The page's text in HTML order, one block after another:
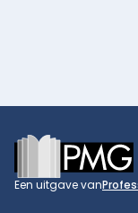
Footer
Een uitgave van